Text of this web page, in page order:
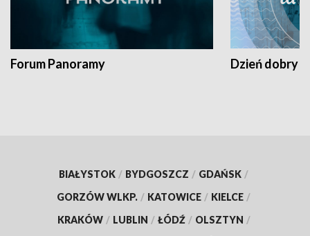
Forum Panoramy Dzień dobry
BIAŁYSTOK / BYDGOSZCZ / GDAŃSK /
GORZÓW WLKP. / KATOWICE / KIELCE /
KRAKÓW / LUBLIN / ŁÓDŹ / OLSZTYN /